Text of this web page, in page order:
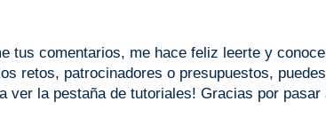
tus comentarios, me hace feliz leerte y
retos, patrocinadores o presupuestos,
ver la pestaña de tutoriales! Gracias por